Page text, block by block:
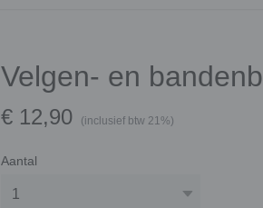
Velgen- en
€ 12,90 (inclusief btw 21%)
Aantal